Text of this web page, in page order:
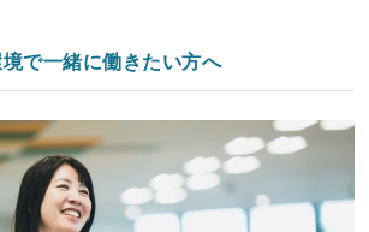
で一緒に働きたい方へ